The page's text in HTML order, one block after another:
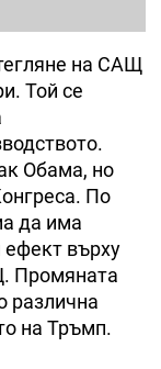
на САЩ
Той се
Обама, но
По
да има
ефект върху
Промяната
различна
на Тръмп.